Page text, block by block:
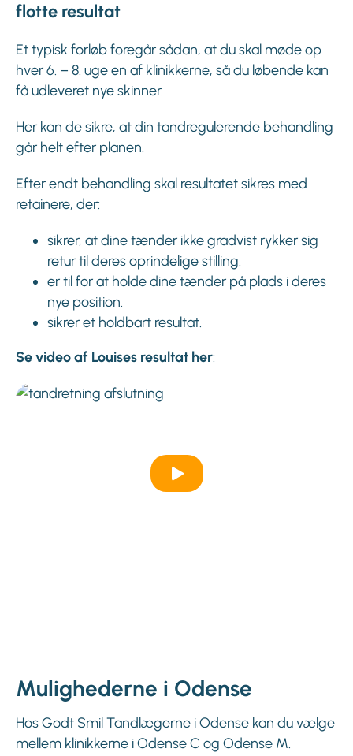
flotte resultat
Et typisk forløb foregår sådan, at du skal møde op
hver 6. – 8. uge en af klinikkerne, så du løbende kan
få udleveret nye skinner.
Her kan de sikre, at din tandregulerende behandling
går helt efter planen.
Efter endt behandling skal resultatet sikres med
retainere, der:
sikrer, at dine tænder ikke gradvist rykker sig
retur til deres oprindelige stilling.
er til for at holde dine tænder på plads i deres
nye position.
sikrer et holdbart resultat.
Se video af Louises resultat her:
Mulighederne i Odense
Hos Godt Smil Tandlægerne i Odense kan du vælge
mellem klinikkerne i Odense C og Odense M.